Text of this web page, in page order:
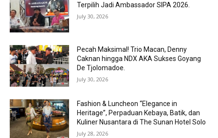
Terpilih Jadi Ambassador SIPA 2026.
July 30, 2026
Pecah Maksimal! Trio Macan, Denny
Caknan hingga NDX AKA Sukses Goyang
De Tjolomadoe.
July 30, 2026
Fashion & Luncheon “Elegance in
Heritage”, Perpaduan Kebaya, Batik, dan
Kuliner Nusantara di The Sunan Hotel Solo
July 28, 2026